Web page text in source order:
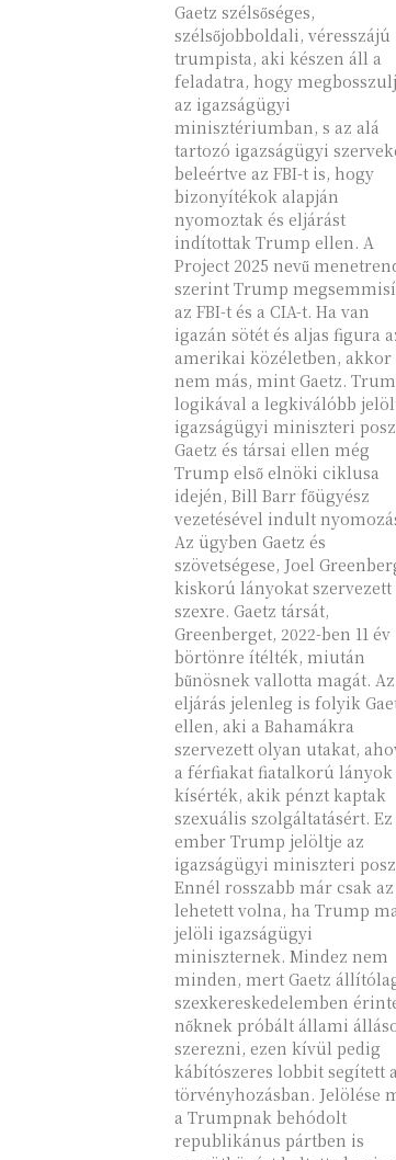
Gaetz szélsőséges,
szélsőjobboldali, véresszájú
trumpista, aki készen áll a
feladatra, hogy
az igazságügyi
minisztériumban, s az alá
tartozó igazságügyi
beleértve az FBI-t is, hogy
bizonyítékok alapján
nyomoztak és eljárást
indítottak Trump ellen. A
Project 2025 nevű
szerint Trump
az FBI-t és a CIA-t. Ha van
igazán sötét és aljas figura
amerikai közéletben, akkor
nem más, mint Gaetz.
logikával a legkiválóbb
igazságügyi miniszteri
Gaetz és társai ellen még
Trump első elnöki ciklusa
idején, Bill Barr főügyész
vezetésével indult
Az ügyben Gaetz és
szövetségese, Joel
kiskorú lányokat szervezett
szexre. Gaetz társát,
Greenberget, 2022-ben 11 év
börtönre ítélték, miután
bűnösnek vallotta magát. Az
eljárás jelenleg is folyik
ellen, aki a Bahamákra
szervezett olyan utakat,
a férfiakat fiatalkorú lányok
kísérték, akik pénzt kaptak
szexuális szolgáltatásért. Ez
ember Trump jelöltje az
igazságügyi miniszteri
Ennél rosszabb már csak az
lehetett volna, ha Trump
jelöli igazságügyi
miniszternek. Mindez nem
minden, mert Gaetz
szexkereskedelemben
nőknek próbált állami
szerezni, ezen kívül pedig
kábítószeres lobbit segített a
törvényhozásban. Jelölése
a Trumpnak behódolt
republikánus pártben is